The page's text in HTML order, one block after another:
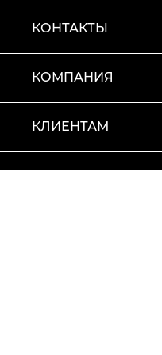
КОНТАКТЫ
КОМПАНИЯ
КЛИЕНТАМ